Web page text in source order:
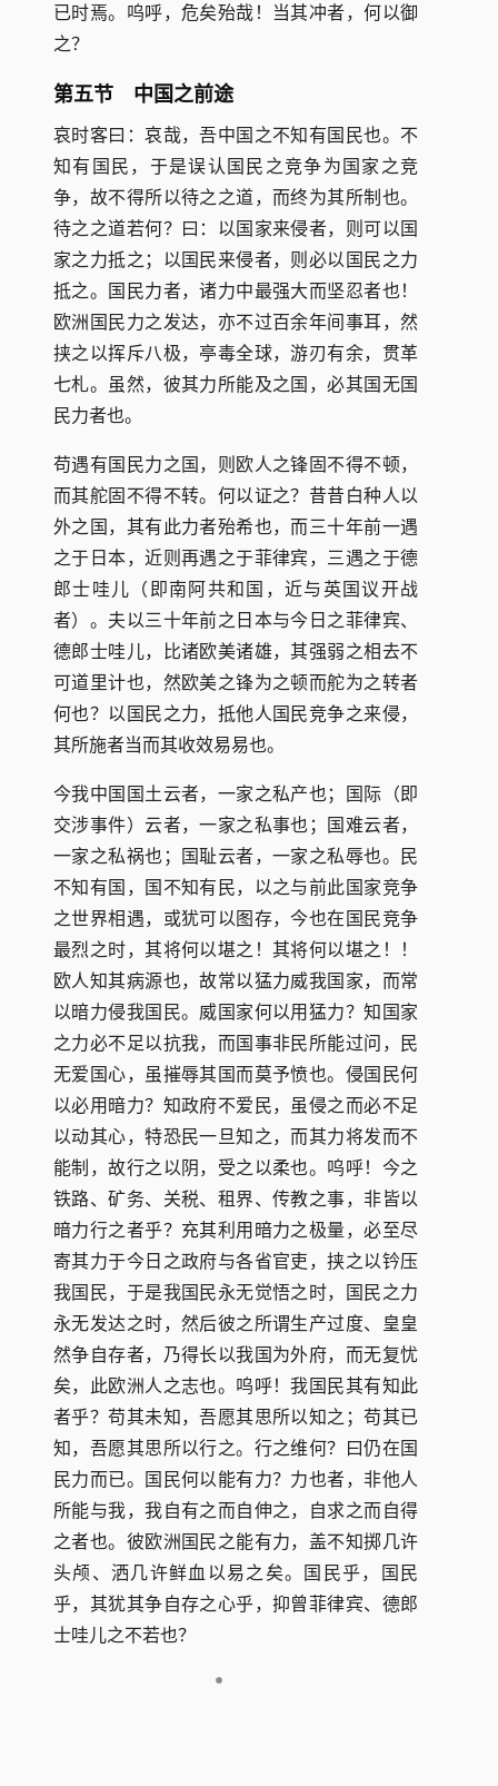
已时焉。呜呼，危矣殆哉！当其冲者，何以御
之？
第五节 中国之前途
哀时客曰：哀哉，吾中国之不知有国民也。不
知有国民，于是误认国民之竞争为国家之竞
争，故不得所以待之之道，而终为其所制也。
待之之道若何？曰：以国家来侵者，则可以国
家之力抵之；以国民来侵者，则必以国民之力
抵之。国民力者，诸力中最强大而坚忍者也！
欧洲国民力之发达，亦不过百余年间事耳，然
挟之以挥斥八极，亭毒全球，游刃有余，贯革
七札。虽然，彼其力所能及之国，必其国无国
民力者也。
苟遇有国民力之国，则欧人之锋固不得不顿，
而其舵固不得不转。何以证之？昔昔白种人以
外之国，其有此力者殆希也，而三十年前一遇
之于日本，近则再遇之于菲律宾，三遇之于德
郎士哇儿（即南阿共和国，近与英国议开战
者）。夫以三十年前之日本与今日之菲律宾、
德郎士哇儿，比诸欧美诸雄，其强弱之相去不
可道里计也，然欧美之锋为之顿而舵为之转者
何也？以国民之力，抵他人国民竞争之来侵，
其所施者当而其收效易易也。
今我中国国土云者，一家之私产也；国际（即
交涉事件）云者，一家之私事也；国难云者，
一家之私祸也；国耻云者，一家之私辱也。民
不知有国，国不知有民，以之与前此国家竞争
之世界相遇，或犹可以图存，今也在国民竞争
最烈之时，其将何以堪之！其将何以堪之！！
欧人知其病源也，故常以猛力威我国家，而常
以暗力侵我国民。威国家何以用猛力？知国家
之力必不足以抗我，而国事非民所能过问，民
无爱国心，虽摧辱其国而莫予愤也。侵国民何
以必用暗力？知政府不爱民，虽侵之而必不足
以动其心，特恐民一旦知之，而其力将发而不
能制，故行之以阴，受之以柔也。呜呼！今之
铁路、矿务、关税、租界、传教之事，非皆以
暗力行之者乎？充其利用暗力之极量，必至尽
寄其力于今日之政府与各省官吏，挟之以钤压
我国民，于是我国民永无觉悟之时，国民之力
永无发达之时，然后彼之所谓生产过度、皇皇
然争自存者，乃得长以我国为外府，而无复忧
矣，此欧洲人之志也。呜呼！我国民其有知此
者乎？苟其未知，吾愿其思所以知之；苟其已
知，吾愿其思所以行之。行之维何？曰仍在国
民力而已。国民何以能有力？力也者，非他人
所能与我，我自有之而自伸之，自求之而自得
之者也。彼欧洲国民之能有力，盖不知掷几许
头颅、洒几许鲜血以易之矣。国民乎，国民
乎，其犹其争自存之心乎，抑曾菲律宾、德郎
士哇儿之不若也？